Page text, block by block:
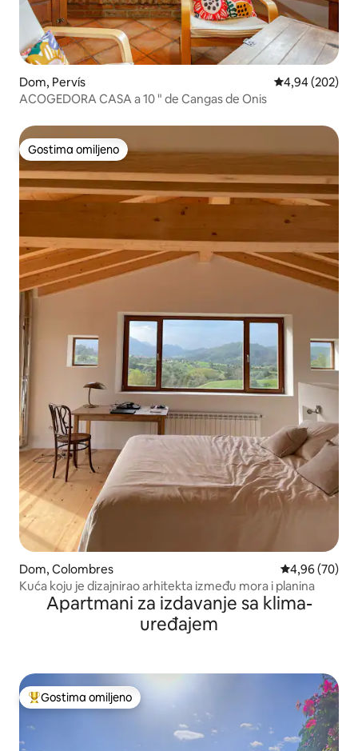
Dom, Pervís Prosečna
4,94 (202)
ACOGEDORA CASA a 10 " de Cangas de Onis
Gostima omiljeno
Gostima omiljeno
Dom, Colombres Prosečna
4,96 (70)
Kuća koju je dizajnirao arhitekta između mora i planina
Apartmani za izdavanje sa klima-
uređajem
Najuspešniji među gostima omiljenim
Gostima omiljeno